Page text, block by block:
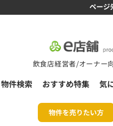
ページ
飲食店経営者/オーナー
物件検索 おすすめ特集 気
物件を売りたい方